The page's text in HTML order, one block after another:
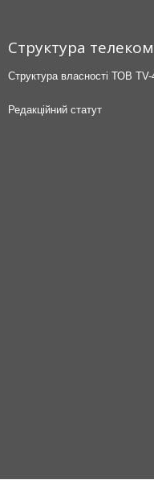
Структура
Структура власності ТОВ TV-
Редакційний статут